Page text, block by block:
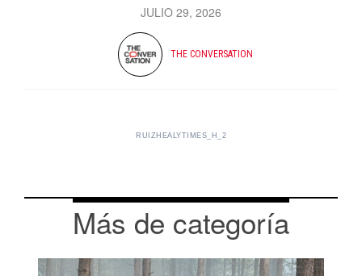
JULIO 29, 2026
THE CONVERSATION
RUIZHEALYTIMES_H_2
Más de categoría